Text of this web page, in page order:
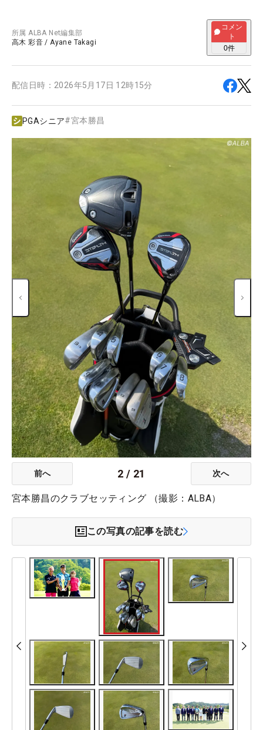
所属ALBA Net編集部
高木 彩音 /Ayane Takagi
コメン
ト
0件
配信日時： 2026年5月17日 12時15分
PGAシニア#宮本勝昌
前へ 2 / 21 次へ
宮本勝昌のクラブセッティング （撮影：ALBA）
この写真の記事を読む